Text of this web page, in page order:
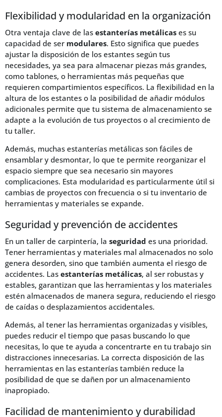
Flexibilidad y modularidad en la organización
Otra ventaja clave de las estanterías metálicas es su
capacidad de ser modulares. Esto significa que puedes
ajustar la disposición de los estantes según tus
necesidades, ya sea para almacenar piezas más grandes,
como tablones, o herramientas más pequeñas que
requieren compartimientos específicos. La flexibilidad en la
altura de los estantes o la posibilidad de añadir módulos
adicionales permite que tu sistema de almacenamiento se
adapte a la evolución de tus proyectos o al crecimiento de
tu taller.
Además, muchas estanterías metálicas son fáciles de
ensamblar y desmontar, lo que te permite reorganizar el
espacio siempre que sea necesario sin mayores
complicaciones. Esta modularidad es particularmente útil si
cambias de proyectos con frecuencia o si tu inventario de
herramientas y materiales se expande.
Seguridad y prevención de accidentes
En un taller de carpintería, la seguridad es una prioridad.
Tener herramientas y materiales mal almacenados no solo
genera desorden, sino que también aumenta el riesgo de
accidentes. Las estanterías metálicas, al ser robustas y
estables, garantizan que las herramientas y los materiales
estén almacenados de manera segura, reduciendo el riesgo
de caídas o desplazamientos accidentales.
Además, al tener las herramientas organizadas y visibles,
puedes reducir el tiempo que pasas buscando lo que
necesitas, lo que te ayuda a concentrarte en tu trabajo sin
distracciones innecesarias. La correcta disposición de las
herramientas en las estanterías también reduce la
posibilidad de que se dañen por un almacenamiento
inapropiado.
Facilidad de mantenimiento y durabilidad